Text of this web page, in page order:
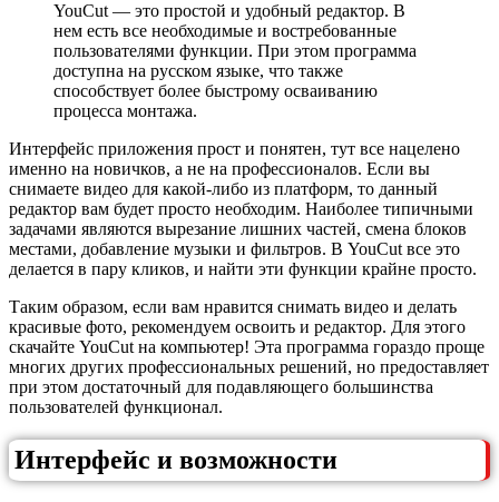
YouCut — это простой и удобный редактор. В
нем есть все необходимые и востребованные
пользователями функции. При этом программа
доступна на русском языке, что также
способствует более быстрому осваиванию
процесса монтажа.
Интерфейс приложения прост и понятен, тут все нацелено
именно на новичков, а не на профессионалов. Если вы
снимаете видео для какой-либо из платформ, то данный
редактор вам будет просто необходим. Наиболее типичными
задачами являются вырезание лишних частей, смена блоков
местами, добавление музыки и фильтров. В YouCut все это
делается в пару кликов, и найти эти функции крайне просто.
Таким образом, если вам нравится снимать видео и делать
красивые фото, рекомендуем освоить и редактор. Для этого
скачайте YouCut на компьютер! Эта программа гораздо проще
многих других профессиональных решений, но предоставляет
при этом достаточный для подавляющего большинства
пользователей функционал.
Интерфейс и возможности